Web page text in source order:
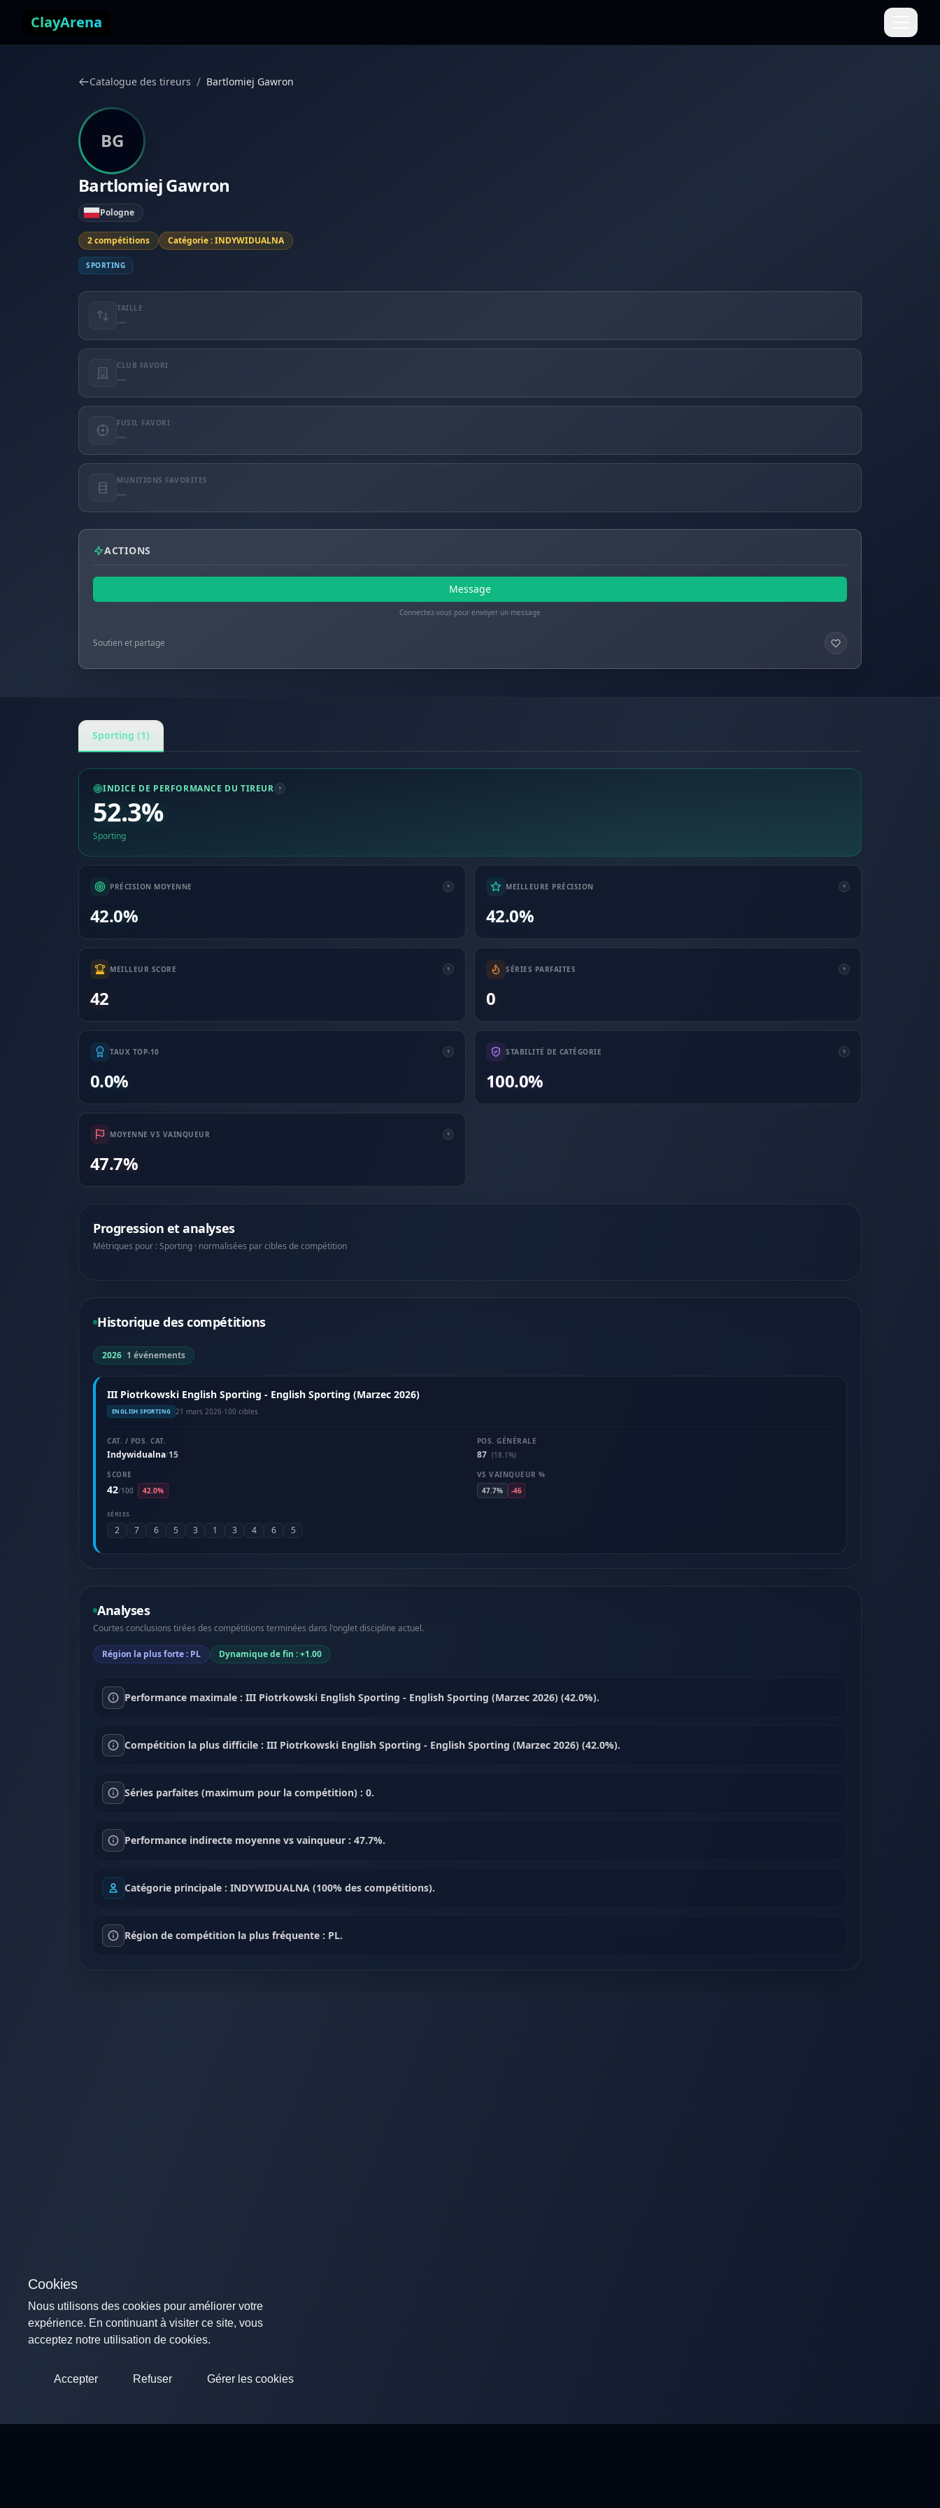
ClayArena
Catalogue des tireurs / Bartlomiej Gawron
BG
Bartlomiej Gawron
Pologne
2 compétitions Catégorie : INDYWIDUALNA
SPORTING
TAILLE
—
CLUB FAVORI
—
FUSIL FAVORI
—
MUNITIONS FAVORITES
—
ACTIONS
Message
Connectez-vous pour envoyer un message
Soutien et partage
Sporting (1)
INDICE DE PERFORMANCE DU TIREUR
52.3%
Sporting
PRÉCISION MOYENNE
42.0%
MEILLEURE PRÉCISION
42.0%
MEILLEUR SCORE
42
SÉRIES PARFAITES
0
TAUX TOP-10
0.0%
STABILITÉ DE CATÉGORIE
100.0%
MOYENNE VS VAINQUEUR
47.7%
Progression et analyses
Métriques pour : Sporting · normalisées par cibles de compétition
Historique des compétitions
2026| 1 événements
III Piotrkowski English Sporting - English Sporting (Marzec 2026)
ENGLISH SPORTING 21 mars 2026·100 cibles
CAT. / POS. CAT.
Indywidualna/15
POS. GÉNÉRALE
87 (18.1%)
SCORE
42/100 42.0%
VS VAINQUEUR %
47.7%
-46
SÉRIES
2 7 6 5 3 1 3 4 6 5
Analyses
Courtes conclusions tirées des compétitions terminées dans l'onglet discipline actuel.
Région la plus forte : PL Dynamique de fin : +1.00
Performance maximale : III Piotrkowski English Sporting - English Sporting (Marzec 2026) (42.0%).
Compétition la plus difficile : III Piotrkowski English Sporting - English Sporting (Marzec 2026) (42.0%).
Séries parfaites (maximum pour la compétition) : 0.
Performance indirecte moyenne vs vainqueur : 47.7%.
Catégorie principale : INDYWIDUALNA (100% des compétitions).
Région de compétition la plus fréquente : PL.
Cookies
Nous utilisons des cookies pour améliorer votre
expérience. En continuant à visiter ce site, vous
acceptez notre utilisation de cookies.
Accepter Refuser Gérer les cookies